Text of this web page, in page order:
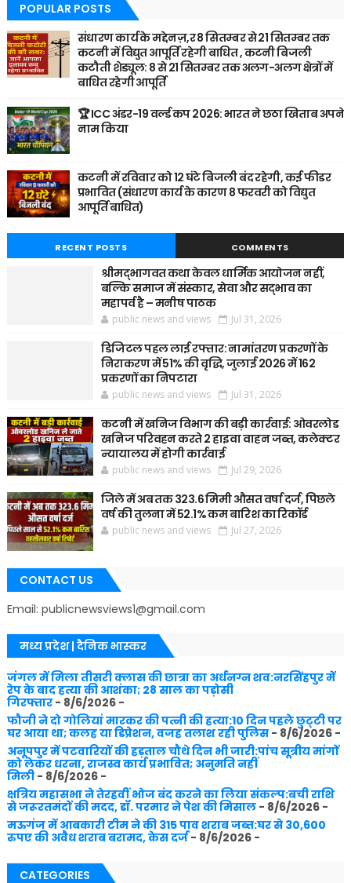
POPULAR POSTS
संधारण कार्य के मद्देनज़,र 8 सितम्बर से 21 सितम्बर तक
कटनी में विद्युत आपूर्ति रहेगी बाधित , कटनी बिजली
कटौती शेड्यूल: 8 से 21 सितम्बर तक अलग-अलग क्षेत्रों में
बाधित रहेगी आपूर्ति
🏆 ICC अंडर-19 वर्ल्ड कप 2026: भारत ने छठा खिताब अपने
नाम किया
कटनी में रविवार को 12 घंटे बिजली बंद रहेगी, कई फीडर
प्रभावित (संधारण कार्य के कारण 8 फरवरी को विद्युत
आपूर्ति बाधित)
RECENT POSTS COMMENTS
श्रीमद्भागवत कथा केवल धार्मिक आयोजन नहीं,
बल्कि समाज में संस्कार, सेवा और सद्भाव का
महापर्व है – मनीष पाठक
public news and views Jul 31, 2026
डिजिटल पहल लाई रफ्तार: नामांतरण प्रकरणों के
निराकरण में 51% की वृद्धि, जुलाई 2026 में 162
प्रकरणों का निपटारा
public news and views Jul 31, 2026
कटनी में खनिज विभाग की बड़ी कार्रवाई: ओवरलोड
खनिज परिवहन करते 2 हाइवा वाहन जब्त, कलेक्टर
न्यायालय में होगी कार्रवाई
public news and views Jul 29, 2026
जिले में अब तक 323.6 मिमी औसत वर्षा दर्ज, पिछले
वर्ष की तुलना में 52.1% कम बारिश का रिकॉर्ड
public news and views Jul 27, 2026
CONTACT US
Email: publicnewsviews1@gmail.com
मध्य प्रदेश | दैनिक भास्कर
जंगल में मिला तीसरी क्लास की छात्रा का अर्धनग्न शव:नरसिंहपुर में
रेप के बाद हत्या की आशंका; 28 साल का पड़ोसी
गिरफ्तार- 8/6/2026-
फौजी ने दो गोलियां मारकर की पत्नी की हत्या:10 दिन पहले छुट्‌टी पर
घर आया था; कलह या डिप्रेशन, वजह तलाश रही पुलिस- 8/6/2026-
अनूपपुर में पटवारियों की हड़ताल चौथे दिन भी जारी:पांच सूत्रीय मांगों
को लेकर धरना, राजस्व कार्य प्रभावित; अनुमति नहीं
मिली- 8/6/2026-
क्षत्रिय महासभा ने तेरहवीं भोज बंद करने का लिया संकल्प:बची राशि
से जरूरतमंदों की मदद, डॉ. परमार ने पेश की मिसाल- 8/6/2026-
मऊगंज में आबकारी टीम ने की 315 पाव शराब जब्त:घर से 30,600
रुपए की अवैध शराब बरामद, केस दर्ज- 8/6/2026-
CATEGORIES